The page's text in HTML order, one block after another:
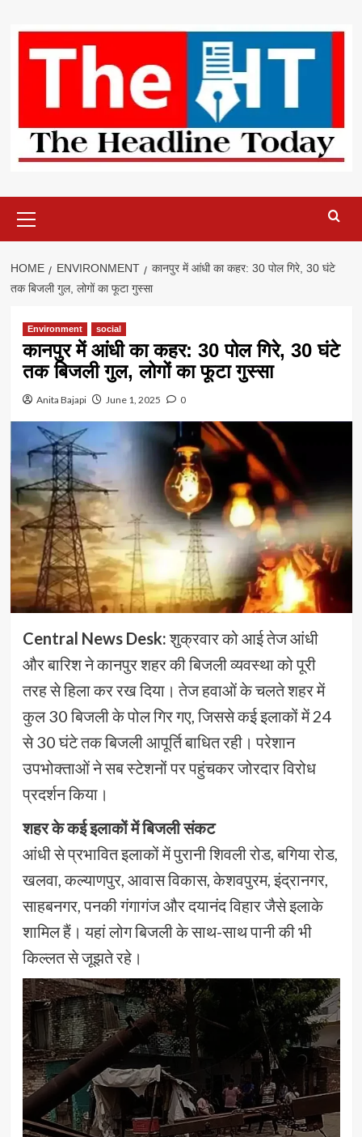
content
Menu
HOME ENVIRONMENT
कानपुर में आंधी का कहर: 30 पोल गिरे, 30 घंटे
तक बिजली गुल, लोगों का फूटा गुस्सा
Environment social
कानपुर में आंधी का कहर: 30 पोल गिरे, 30 घंटे
तक बिजली गुल, लोगों का फूटा गुस्सा
Anita Bajapi June 1, 2025 0
Central News Desk:शुक्रवार को आई तेज आंधी
और बारिश ने कानपुर शहर की बिजली व्यवस्था को पूरी
तरह से हिला कर रख दिया। तेज हवाओं के चलते शहर में
कुल 30 बिजली के पोल गिर गए, जिससे कई इलाकों में 24
से 30 घंटे तक बिजली आपूर्ति बाधित रही। परेशान
उपभोक्ताओं ने सब स्टेशनों पर पहुंचकर जोरदार विरोध
प्रदर्शन किया।
शहर के कई इलाकों में बिजली संकट
आंधी से प्रभावित इलाकों में पुरानी शिवली रोड, बगिया रोड,
खलवा, कल्याणपुर, आवास विकास, केशवपुरम, इंद्रानगर,
साहबनगर, पनकी गंगागंज और दयानंद विहार जैसे इलाके
शामिल हैं। यहां लोग बिजली के साथ-साथ पानी की भी
किल्लत से जूझते रहे।